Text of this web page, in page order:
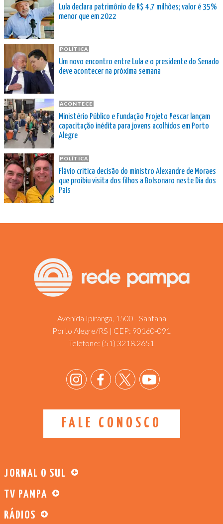
Lula declara patrimônio de R$ 4,7 milhões; valor é 35%
menor que em 2022
POLÍTICA
Um novo encontro entre Lula e o presidente do Senado
deve acontecer na próxima semana
ACONTECE
Ministério Público e Fundação Projeto Pescar lançam
capacitação inédita para jovens acolhidos em Porto
Alegre
POLÍTICA
Flávio critica decisão do ministro Alexandre de Moraes
que proibiu visita dos filhos a Bolsonaro neste Dia dos
Pais
Avenida Ipiranga, 1500 - Santana
Porto Alegre/RS | CEP: 90160-091
Telefone: (51) 3218.2651
FALE CONOSCO
JORNAL O SUL
TV PAMPA
RÁDIOS